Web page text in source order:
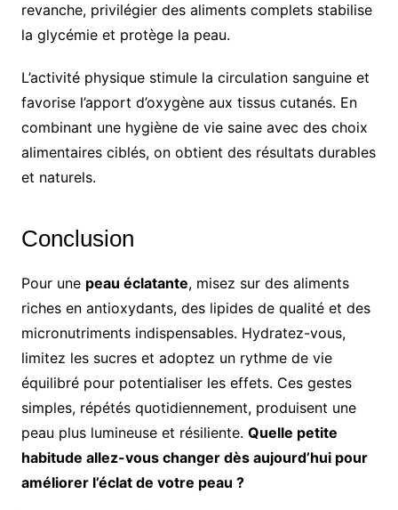
revanche, privilégier des aliments complets stabilise
la glycémie et protège la peau.
L’activité physique stimule la circulation sanguine et
favorise l’apport d’oxygène aux tissus cutanés. En
combinant une hygiène de vie saine avec des choix
alimentaires ciblés, on obtient des résultats durables
et naturels.
Conclusion
Pour une peau éclatante, misez sur des aliments
riches en antioxydants, des lipides de qualité et des
micronutriments indispensables. Hydratez-vous,
limitez les sucres et adoptez un rythme de vie
équilibré pour potentialiser les effets. Ces gestes
simples, répétés quotidiennement, produisent une
peau plus lumineuse et résiliente. Quelle petite
habitude allez-vous changer dès aujourd’hui pour
améliorer l’éclat de votre peau ?